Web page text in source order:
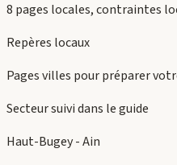
8 pages locales, contraintes
Repères locaux
Pages villes pour préparer
Secteur suivi dans le guide
Haut-Bugey - Ain